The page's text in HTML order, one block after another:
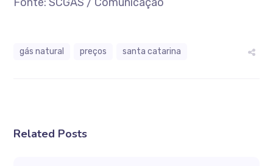
gás natural preços santa catarina
Related Posts